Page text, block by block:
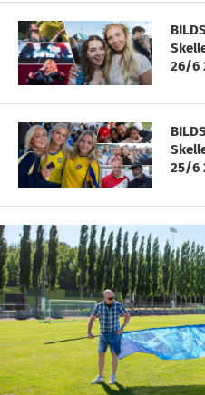
26/6
25/6